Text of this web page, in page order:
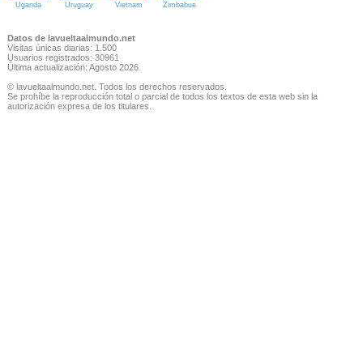
Uganda Uruguay Vietnam Zimbabue
Datos de lavueltaalmundo.net
Visitas únicas diarias: 1.500
Usuarios registrados: 30961
Última actualización: Agosto 2026
© lavueltaalmundo.net. Todos los derechos reservados.
Se prohíbe la reproducción total o parcial de todos los textos de esta web sin la
autorización expresa de los titulares.